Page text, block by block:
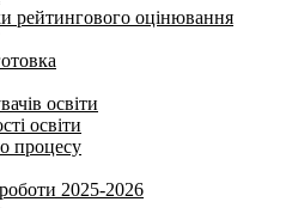
рейтингового оцінювання
освіти
освіти
процесу
2025-2026